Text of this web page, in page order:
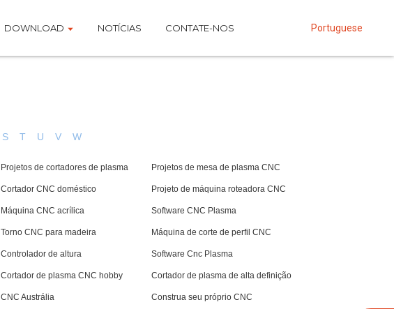
DOWNLOAD NOTÍCIAS CONTATE-NOS Portuguese
S T U V W
Projetos de cortadores de plasma Projetos de mesa de plasma CNC
Cortador CNC doméstico Projeto de máquina roteadora CNC
Máquina CNC acrílica Software CNC Plasma
Torno CNC para madeira Máquina de corte de perfil CNC
Controlador de altura Software Cnc Plasma
Cortador de plasma CNC hobby Cortador de plasma de alta definição
CNC Austrália Construa seu próprio CNC